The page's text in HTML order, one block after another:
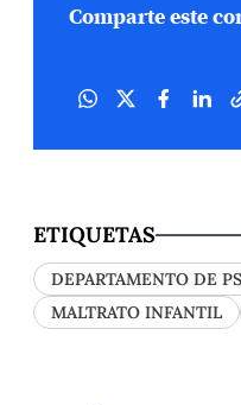
Comparte este
ETIQUETAS
DEPARTAMENTO DE
MALTRATO INFANTIL